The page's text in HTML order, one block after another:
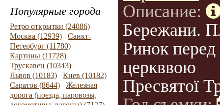
Популярные города
Ретро открытки (24086)
Москва (12939)
Санкт-
Петербург (11780)
Картины (11728)
Трускавец (10343)
Львов (10183)
Киев (10182)
Саратов (8644)
Железная
дорога (поезда, паровозы,
Описание:
Бережани.
Ринок перед
церкввою
Пресвятої